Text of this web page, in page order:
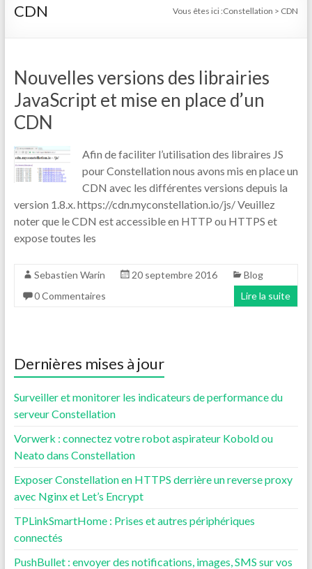
CDN Vous êtes ici :Constellation > CDN
Nouvelles versions des librairies
JavaScript et mise en place d’un
CDN
Afin de faciliter l’utilisation des libraires JS
pour Constellation nous avons mis en place un
CDN avec les différentes versions depuis la
version 1.8.x. https://cdn.myconstellation.io/js/ Veuillez
noter que le CDN est accessible en HTTP ou HTTPS et
expose toutes les
Sebastien Warin 20 septembre 2016
Blog
0 Commentaires
Lire la suite
Dernières mises à jour
Surveiller et monitorer les indicateurs de performance du
serveur Constellation
Vorwerk : connectez votre robot aspirateur Kobold ou
Neato dans Constellation
Exposer Constellation en HTTPS derrière un reverse proxy
avec Nginx et Let’s Encrypt
TPLinkSmartHome : Prises et autres périphériques
connectés
PushBullet : envoyer des notifications, images, SMS sur vos